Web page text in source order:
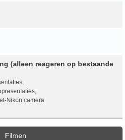
(alleen reageren op bestaande
,
,
Nikon camera
Filmen